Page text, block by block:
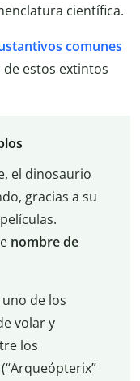
científica.
comunes
estos extintos
el dinosaurio
gracias a su
nombre de
de los
volar y
los